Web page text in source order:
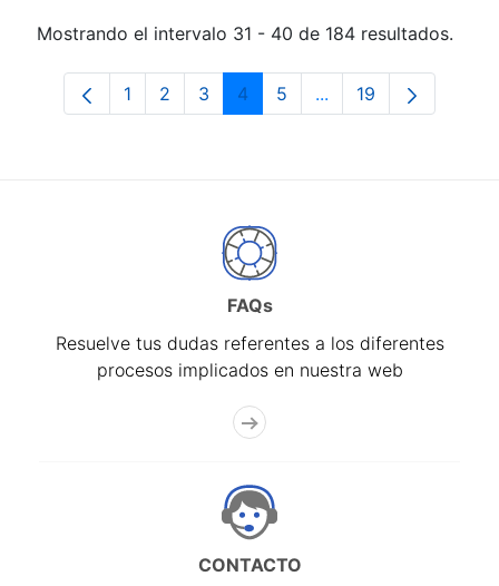
Mostrando el intervalo 31 - 40 de 184 resultados.
Página
1 Página
2 Página
3 Página
4 Página
5 ...Páginas intermedias
Página
19
FAQs
Resuelve tus dudas referentes a los diferentes
procesos implicados en nuestra web
CONTACTO